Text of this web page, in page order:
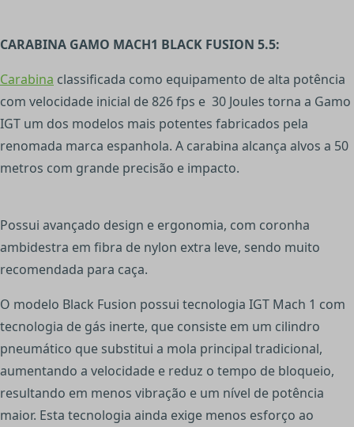
CARABINA GAMO MACH1 BLACK FUSION 5.5:
Carabina classificada como equipamento de alta potência
com velocidade inicial de 826 fps e 30 Joules torna a Gamo
IGT um dos modelos mais potentes fabricados pela
renomada marca espanhola. A carabina alcança alvos a 50
metros com grande precisão e impacto.
Possui avançado design e ergonomia, com coronha
ambidestra em fibra de nylon extra leve, sendo muito
recomendada para caça.
O modelo Black Fusion possui tecnologia IGT Mach 1 com
tecnologia de gás inerte, que consiste em um cilindro
pneumático que substitui a mola principal tradicional,
aumentando a velocidade e reduz o tempo de bloqueio,
resultando em menos vibração e um nível de potência
maior. Esta tecnologia ainda exige menos esforço ao